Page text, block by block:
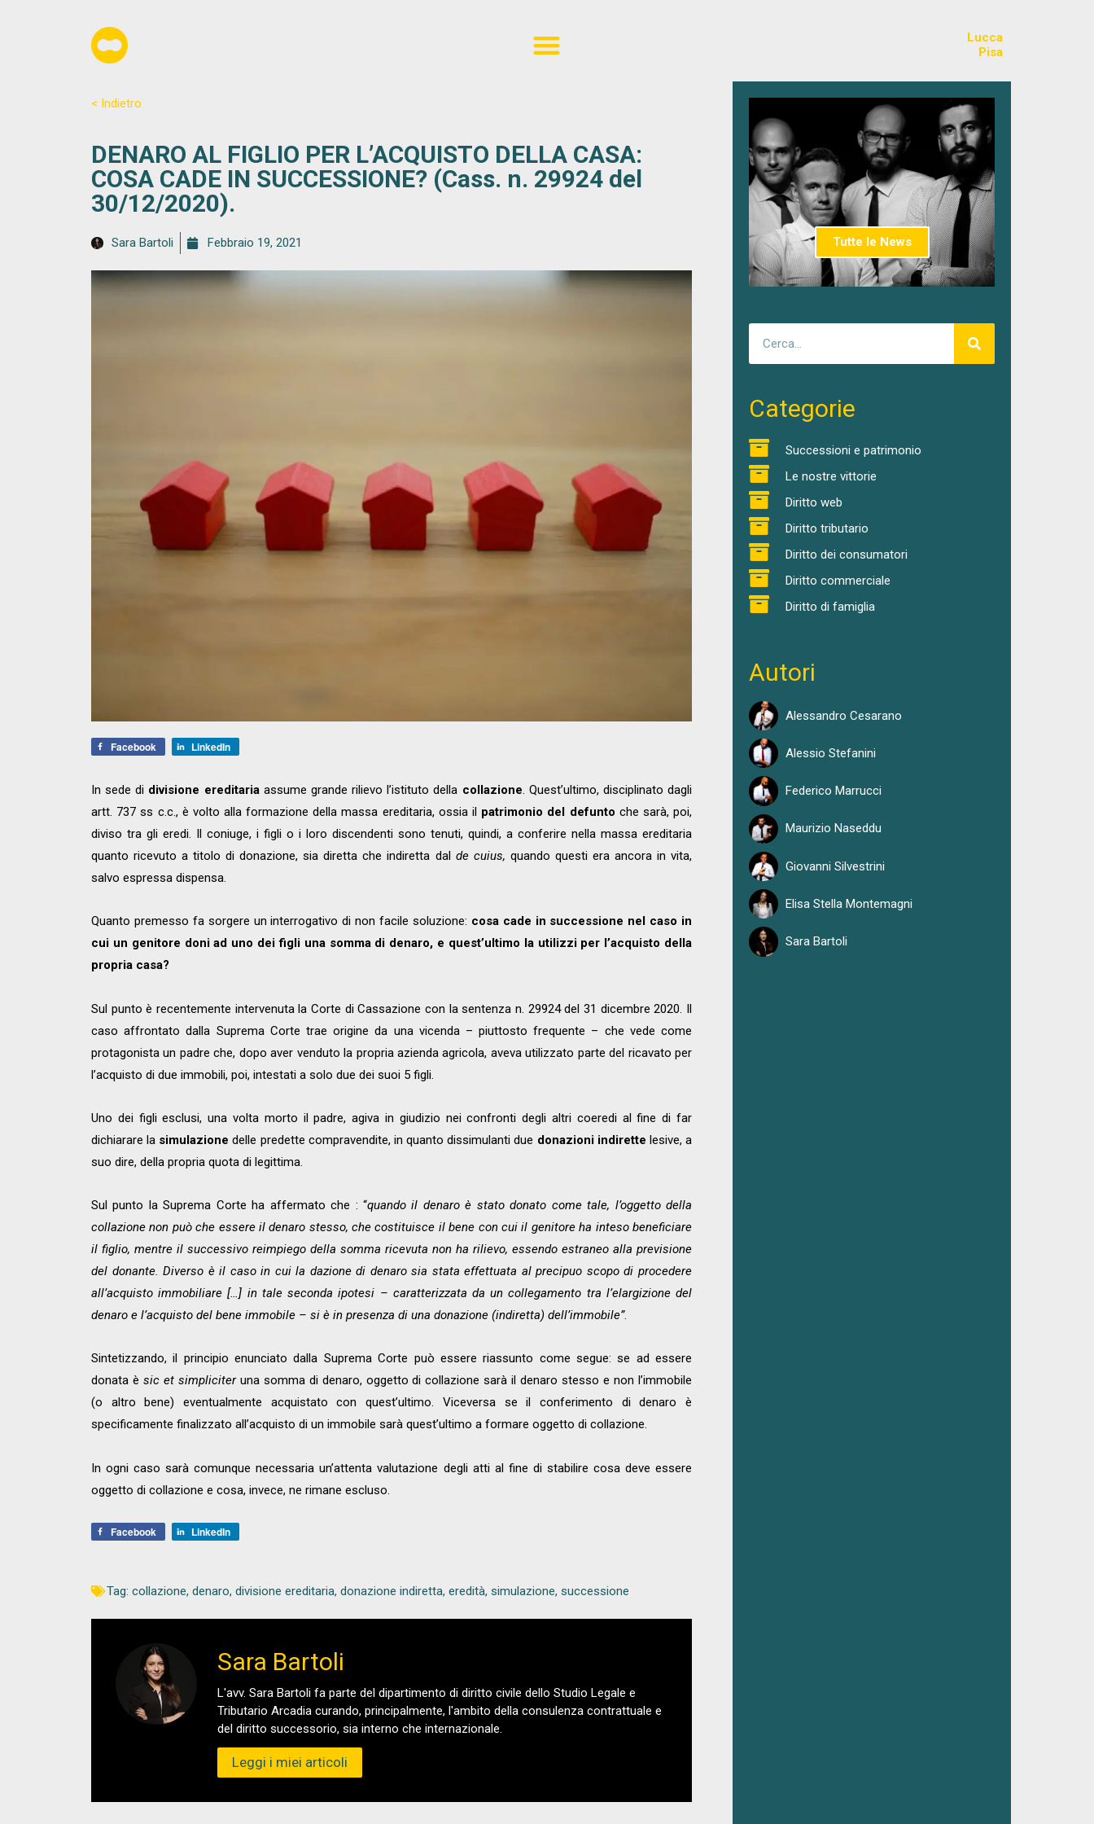
Lucca
Pisa
< Indietro
DENARO AL FIGLIO PER L’ACQUISTO DELLA CASA:
COSA CADE IN SUCCESSIONE? (Cass. n. 29924 del
30/12/2020).
Sara Bartoli Febbraio 19, 2021
Facebook LinkedIn
In sede di divisione ereditaria assume grande rilievo l’istituto della collazione. Quest’ultimo, disciplinato dagli
artt. 737 ss c.c., è volto alla formazione della massa ereditaria, ossia il patrimonio del defunto che sarà, poi,
diviso tra gli eredi. Il coniuge, i figli o i loro discendenti sono tenuti, quindi, a conferire nella massa ereditaria
quanto ricevuto a titolo di donazione, sia diretta che indiretta dal de cuius, quando questi era ancora in vita,
salvo espressa dispensa.
Quanto premesso fa sorgere un interrogativo di non facile soluzione: cosa cade in successione nel caso in
cui un genitore doni ad uno dei figli una somma di denaro, e quest’ultimo la utilizzi per l’acquisto della
propria casa?
Sul punto è recentemente intervenuta la Corte di Cassazione con la sentenza n. 29924 del 31 dicembre 2020. Il
caso affrontato dalla Suprema Corte trae origine da una vicenda – piuttosto frequente – che vede come
protagonista un padre che, dopo aver venduto la propria azienda agricola, aveva utilizzato parte del ricavato per
l’acquisto di due immobili, poi, intestati a solo due dei suoi 5 figli.
Uno dei figli esclusi, una volta morto il padre, agiva in giudizio nei confronti degli altri coeredi al fine di far
dichiarare la simulazionedelle predette compravendite, in quanto dissimulanti due donazioni indirette lesive, a
suo dire, della propria quota di legittima.
Sul punto la Suprema Corte ha affermato che : “quando il denaro è stato donato come tale, l’oggetto della
collazione non può che essere il denaro stesso, che costituisce il bene con cui il genitore ha inteso beneficiare
il figlio, mentre il successivo reimpiego della somma ricevuta non ha rilievo, essendo estraneo alla previsione
del donante. Diverso è il caso in cui la dazione di denaro sia stata effettuata al precipuo scopo di procedere
all’acquisto immobiliare […] in tale seconda ipotesi – caratterizzata da un collegamento tra l’elargizione del
denaro e l’acquisto del bene immobile – si è in presenza di una donazione (indiretta) dell’immobile”.
Sintetizzando, il principio enunciato dalla Suprema Corte può essere riassunto come segue: se ad essere
donata è sic et simpliciter una somma di denaro, oggetto di collazione sarà il denaro stesso e non l’immobile
(o altro bene) eventualmente acquistato con quest’ultimo. Viceversa se il conferimento di denaro è
specificamente finalizzato all’acquisto di un immobile sarà quest’ultimo a formare oggetto di collazione.
In ogni caso sarà comunque necessaria un’attenta valutazione degli atti al fine di stabilire cosa deve essere
oggetto di collazione e cosa, invece, ne rimane escluso.
Facebook LinkedIn
Tag: collazione, denaro, divisione ereditaria, donazione indiretta, eredità, simulazione, successione
Sara Bartoli
L'avv. Sara Bartoli fa parte del dipartimento di diritto civile dello Studio Legale e
Tributario Arcadia curando, principalmente, l'ambito della consulenza contrattuale e
del diritto successorio, sia interno che internazionale.
Leggi i miei articoli
Tutte le News
Categorie
Successioni e patrimonio
Le nostre vittorie
Diritto web
Diritto tributario
Diritto dei consumatori
Diritto commerciale
Diritto di famiglia
Autori
Alessandro Cesarano
Alessio Stefanini
Federico Marrucci
Maurizio Naseddu
Giovanni Silvestrini
Elisa Stella Montemagni
Sara Bartoli